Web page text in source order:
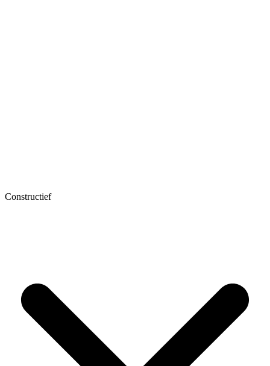
Constructief